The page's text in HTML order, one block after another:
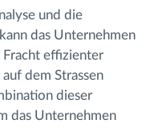
und die
das Unternehmen
Fracht effizienter
dem Strassen
dieser
das Unternehmen